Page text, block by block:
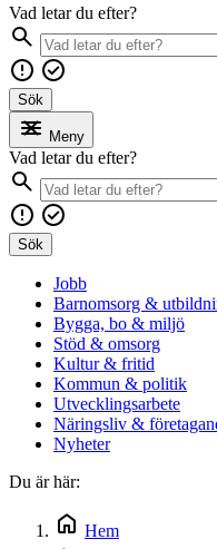
Vad letar du efter?
Sök
Meny
Vad letar du efter?
Sök
Jobb
Barnomsorg &
Bygga, bo & miljö
Stöd & omsorg
Kultur & fritid
Kommun & politik
Utvecklingsarbete
Näringsliv &
Nyheter
Du är här:
Hem